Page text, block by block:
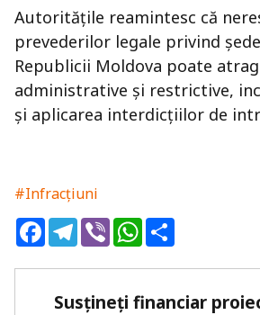
Autoritățile reamintesc că
prevederilor legale privind
Republicii Moldova poate
administrative și restrictive,
și aplicarea interdicțiilor de
#Infracțiuni
FacebookTelegram
ViberWhatsApp
Susțineți financiar